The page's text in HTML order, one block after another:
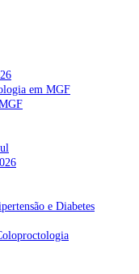
em MGF
e Diabetes